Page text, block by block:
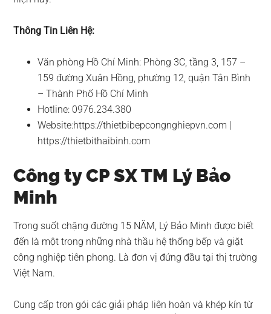
Thông Tin Liên Hệ:
Văn phòng Hồ Chí Minh: Phòng 3C, tầng 3, 157 –
159 đường Xuân Hồng, phường 12, quận Tân Bình
– Thành Phố Hồ Chí Minh
Hotline: 0976.234.380
Website:https://thietbibepcongnghiepvn.com |
https://thietbithaibinh.com
Công ty CP SX TM Lý Bảo
Minh
Trong suốt chặng đường 15 NĂM, Lý Bảo Minh được biết
đến là một trong những nhà thầu hệ thống bếp và giặt
công nghiệp tiên phong. Là đơn vị đứng đầu tại thị trường
Việt Nam.
Cung cấp trọn gói các giải pháp liên hoàn và khép kín từ